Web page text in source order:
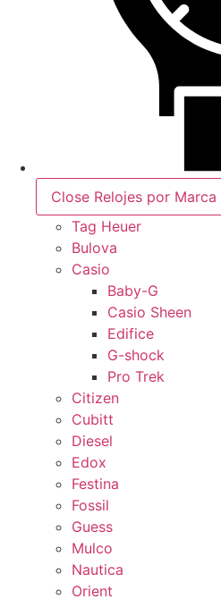
Close Relojes por Marca
Tag Heuer
Bulova
Casio
Baby-G
Casio Sheen
Edifice
G-shock
Pro Trek
Citizen
Cubitt
Diesel
Edox
Festina
Fossil
Guess
Mulco
Nautica
Orient